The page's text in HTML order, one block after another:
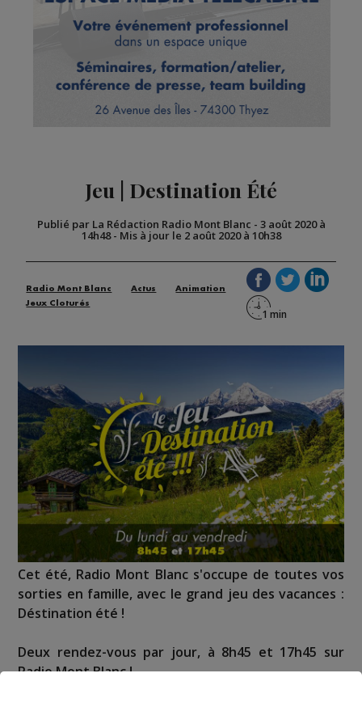
Jeu | Destination Été
Publié par La Rédaction Radio Mont Blanc - 3 août 2020 à
14h48- Mis à jour le 2 août 2020 à 10h38
Radio Mont Blanc Actus
Animation
Jeux Cloturés
Cet été, Radio Mont Blanc s'occupe de toutes vos
sorties en famille, avec le grand jeu des vacances :
Déstination été !
Deux rendez-vous par jour, à 8h45 et 17h45 sur
Radio Mont Blanc !